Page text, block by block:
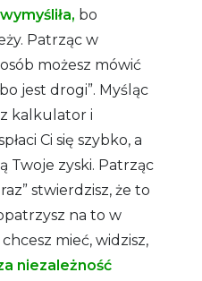
bo
Patrząc w
możesz mówić
jest drogi”. Myśląc
kalkulator i
Ci się szybko, a
Twoje zyski. Patrząc
stwierdzisz, że to
na to w
mieć, widzisz,
niezależność